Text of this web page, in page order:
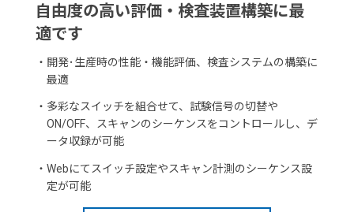
自由度の高い評価・検査装置構築に最
適です
・ 開発･生産時の性能・機能評価、検査システムの構築に
最適
・ 多彩なスイッチを組合せて、試験信号の切替や
ON/OFF、スキャンのシーケンスをコントロールし、デ
ータ収録が可能
・ Webにてスイッチ設定やスキャン計測のシーケンス設
定が可能